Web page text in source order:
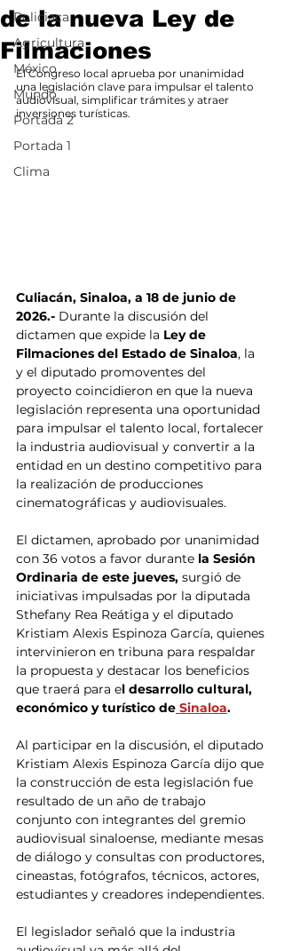
Policiaca
Agricultura
México
Mundo
Portada 2
Portada 1
Clima
de la nueva Ley de
Filmaciones
El Congreso local aprueba por unanimidad
una legislación clave para impulsar el talento
audiovisual, simplificar trámites y atraer
inversiones turísticas.
Culiacán, Sinaloa, a 18 de junio de
2026.- Durante la discusión del
dictamen que expide la Ley de
Filmaciones del Estado de Sinaloa, la
y el diputado promoventes del
proyecto coincidieron en que la nueva
legislación representa una oportunidad
para impulsar el talento local, fortalecer
la industria audiovisual y convertir a la
entidad en un destino competitivo para
la realización de producciones
cinematográficas y audiovisuales.
El dictamen, aprobado por unanimidad
con 36 votos a favor durante la Sesión
Ordinaria de este jueves, surgió de
iniciativas impulsadas por la diputada
Sthefany Rea Reátiga y el diputado
Kristiam Alexis Espinoza García, quienes
intervinieron en tribuna para respaldar
la propuesta y destacar los beneficios
que traerá para el desarrollo cultural,
económico y turístico de Sinaloa.
Al participar en la discusión, el diputado
Kristiam Alexis Espinoza García dijo que
la construcción de esta legislación fue
resultado de un año de trabajo
conjunto con integrantes del gremio
audiovisual sinaloense, mediante mesas
de diálogo y consultas con productores,
cineastas, fotógrafos, técnicos, actores,
estudiantes y creadores independientes.
El legislador señaló que la industria